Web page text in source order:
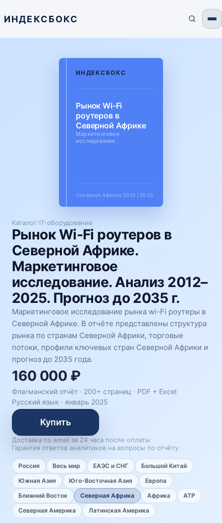
ИНДЕКСБОКС
Каталог/IT-оборудование
Рынок Wi-Fi роутеров в
Северной Африке.
Маркетинговое
исследование. Анализ 2012–
2025. Прогноз до 2035 г.
Маркетинговое исследование рынка wi-Fi роутеры в
Северной Африке. В отчёте представлены структура
рынка по странам Северной Африки, торговые
потоки, профили ключевых стран Северной Африки и
прогноз до 2035 года.
160 000 ₽
Флагманский отчёт · 200+ страниц · PDF + Excel
Русский язык · январь 2025
Купить
Доставка по email за 24 часа после оплаты
Гарантия ответов аналитиков на вопросы по отчёту
Россия Весь мир ЕАЭС и СНГ
Большой Китай
Южная Азия
Юго-Восточная Азия
Европа
Ближний Восток
Северная Африка Африка
АТР
Северная Америка
Латинская Америка
ИНДЕКСБОКС
Рынок Wi-Fi
роутеров в
Северной Африке
Маркетинговое
исследование
Северная Африка 2025 / 2035